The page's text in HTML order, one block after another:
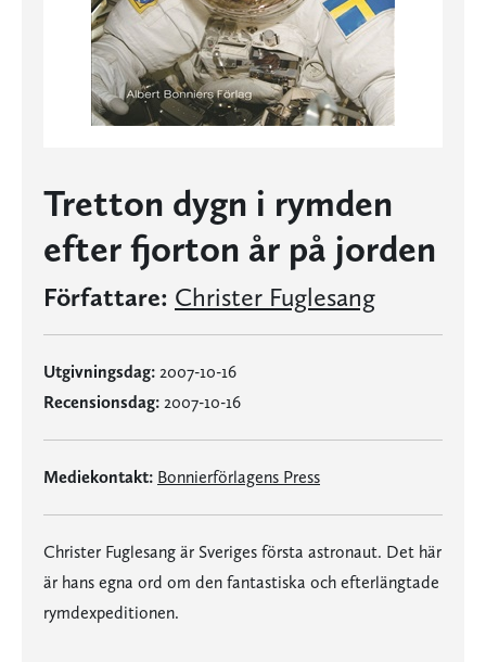
Tretton dygn i rymden
efter fjorton år på jorden
Författare: Christer Fuglesang
Utgivningsdag: 2007-10-16
Recensionsdag: 2007-10-16
Mediekontakt: Bonnierförlagens Press
Christer Fuglesang är Sveriges första astronaut. Det här
är hans egna ord om den fantastiska och efterlängtade
rymdexpeditionen.